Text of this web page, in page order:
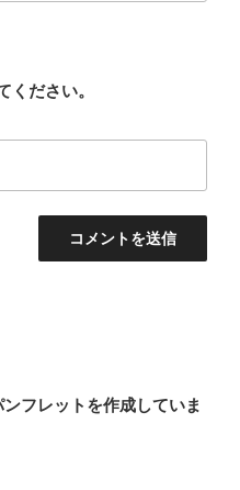
ください。
フレットを作成していま